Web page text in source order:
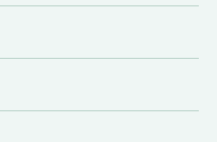
Cookieを使用してい
タは匿名で収集され